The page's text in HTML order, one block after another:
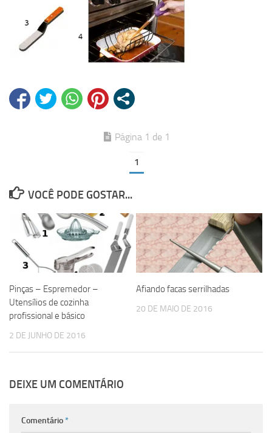
Página 1 de 1
1
VOCÊ PODE GOSTAR...
Pinças – Espremedor –
Utensílios de cozinha
profissional e básico
2 DE JUNHO DE 2016
Afiando facas serrilhadas
20 DE MAIO DE 2016
DEIXE UM COMENTÁRIO
Comentário*